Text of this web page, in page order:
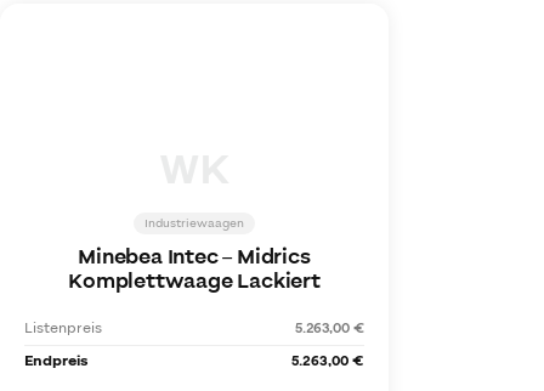
Industriewaagen
Minebea Intec–Midrics
Komplettwaage Lackiert
Listenpreis
5.263,00 €
Endpreis
5.263,00 €